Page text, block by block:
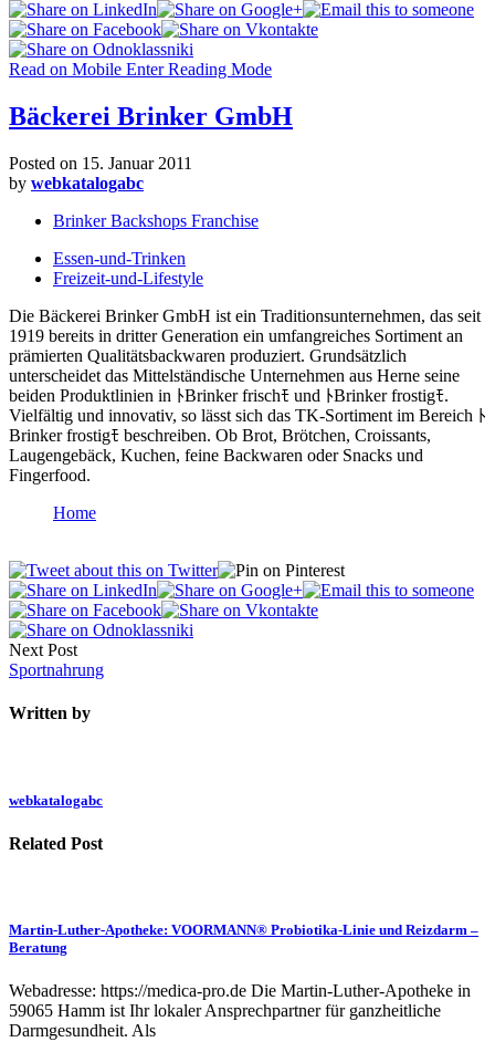
Read on Mobile Enter Reading Mode
Bäckerei Brinker GmbH
Posted on 15. Januar 2011
by webkatalogabc
Brinker Backshops Franchise
Essen-und-Trinken
Freizeit-und-Lifestyle
Die Bäckerei Brinker GmbH ist ein Traditionsunternehmen, das seit
1919 bereits in dritter Generation ein umfangreiches Sortiment an
prämierten Qualitätsbackwaren produziert. Grundsätzlich
unterscheidet das Mittelständische Unternehmen aus Herne seine
beiden Produktlinien in ﾄBrinker frischﾓ und ﾄBrinker frostigﾓ.
Vielfältig und innovativ, so lässt sich das TK-Sortiment im Bereich ﾄ
Brinker frostigﾓ beschreiben. Ob Brot, Brötchen, Croissants,
Laugengebäck, Kuchen, feine Backwaren oder Snacks und
Fingerfood.
Home
Next Post
Sportnahrung
Written by
webkatalogabc
Related Post
Martin-Luther-Apotheke: VOORMANN® Probiotika-Linie und Reizdarm –
Beratung
Webadresse: https://medica-pro.de Die Martin-Luther-Apotheke in
59065 Hamm ist Ihr lokaler Ansprechpartner für ganzheitliche
Darmgesundheit. Als